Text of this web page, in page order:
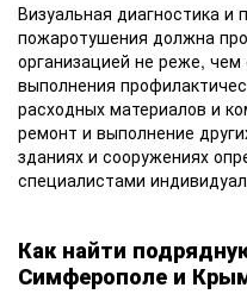
Визуальная диагностика и
пожаротушения должна
организацией не реже,
выполнения
расходных материалов и
ремонт и выполнение
зданиях и сооружениях
специалистами
Как найти
Симферополе и